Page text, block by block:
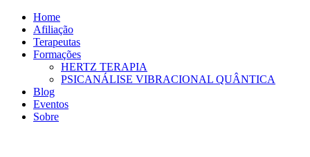
Home
Afiliação
Terapeutas
Formações
HERTZ TERAPIA
PSICANÁLISE VIBRACIONAL QUÂNTICA
Blog
Eventos
Sobre